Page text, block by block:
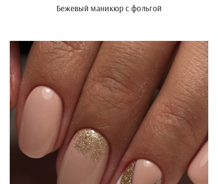
Бежевый маникюр с фольгой